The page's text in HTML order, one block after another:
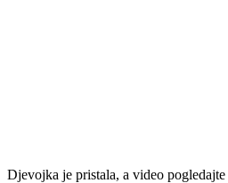
Djevojka je pristala, a video pogledajte